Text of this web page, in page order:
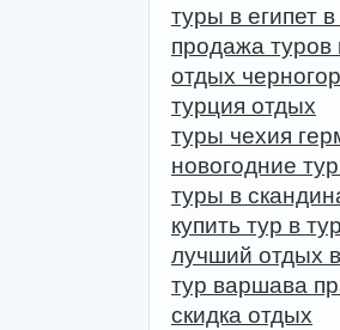
туры в египет
продажа туров
отдых
турция отдых
туры чехия
новогодние
туры в
купить тур в
лучший отдых
тур варшава
скидка отдых